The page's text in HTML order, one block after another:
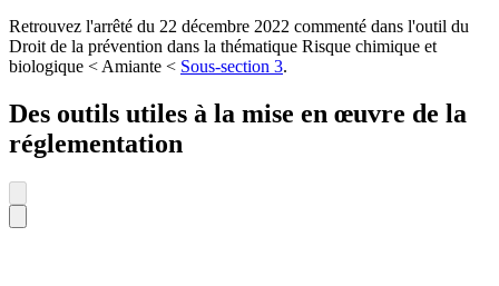
Retrouvez l'arrêté du 22 décembre 2022 commenté dans l'outil du
Droit de la prévention dans la thématique Risque chimique et
biologique < Amiante < Sous-section 3.
Des outils utiles à la mise en œuvre de la
réglementation